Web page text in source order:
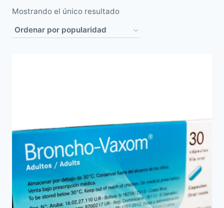
Mostrando el único resultado